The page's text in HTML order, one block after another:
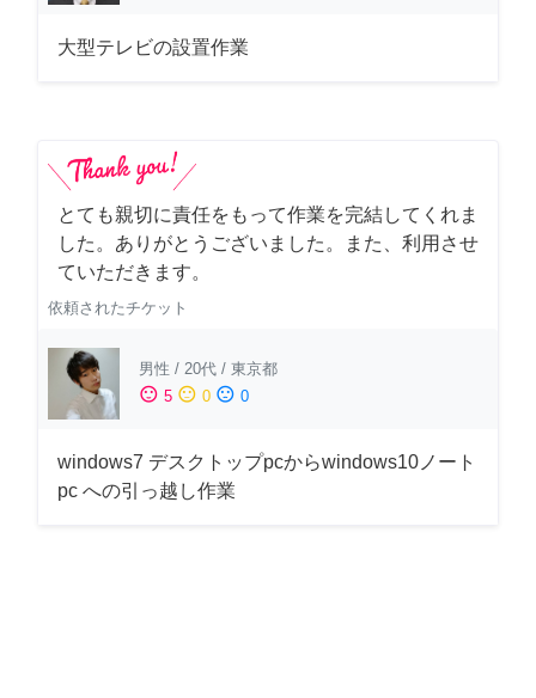
大型テレビの設置作業
とても親切に責任をもって作業を完結してくれま
した。ありがとうございました。また、利用させ
ていただきます。
依頼されたチケット
男性 / 20代 / 東京都
sentiment_satisfied 5 sentiment_neutral 0 sentiment_dissatisfied 0
windows7 デスクトップpcからwindows10ノート
pc への引っ越し作業